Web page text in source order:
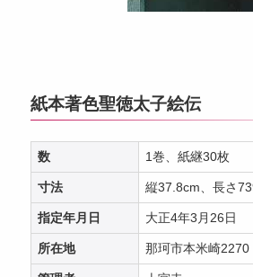
紙本著色聖徳太子絵伝
数 1巻、紙継30枚
寸法 縦37.8cm、長さ
指定年月日 大正4年3月26日
所在地 那珂市本米崎2270